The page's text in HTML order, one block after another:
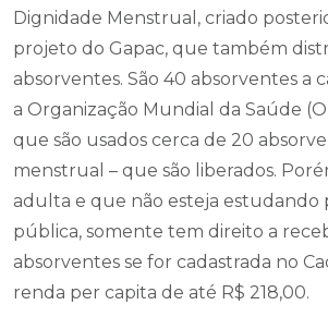
Dignidade Menstrual, criado
projeto do Gapac, que também
absorventes. São 40 absorventes a
a Organização Mundial da Saúde
que são usados cerca de 20
menstrual – que são liberados.
adulta e que não esteja estudando
pública, somente tem direito a
absorventes se for cadastrada no
renda per capita de até R$ 218,00.